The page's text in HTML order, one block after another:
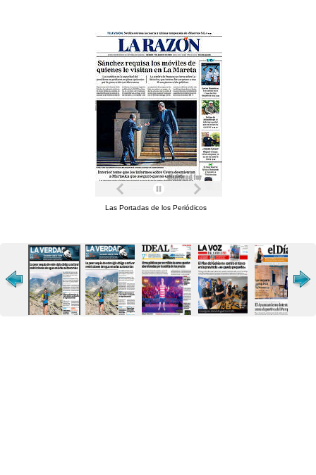
Las Portadas de los Periódicos